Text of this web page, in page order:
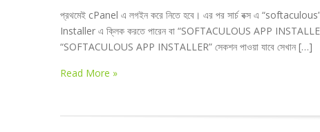
প্রথমেই cPanel এ লগইন করে নিতে হবে। এর পর সার্চ বক্স এ
Installer এ ক্লিক করতে পারেন বা “SOFTACULOUS APP
“SOFTACULOUS APP INSTALLER” সেকশন পাওয়া যাবে সেখান […]
Read More »